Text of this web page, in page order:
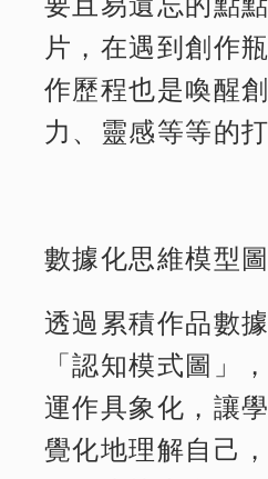
片，在遇到創作
作歷程也是喚醒
力、靈感等等的打
數據化思維模型
透過累積作品數
「認知模式圖」
運作具象化，讓
覺化地理解自己